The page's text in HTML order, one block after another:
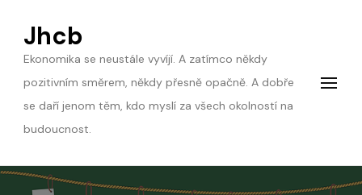
Jhcb
Ekonomika se neustále vyvíjí. A zatímco někdy
pozitivním směrem, někdy přesně opačně. A dobře
se daří jenom těm, kdo myslí za všech okolností na
budoucnost.